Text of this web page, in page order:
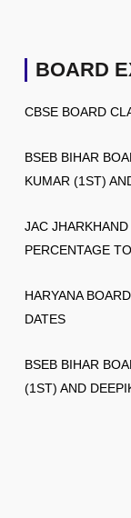
BOARD
CBSE BOARD
BSEB BIHAR
KUMAR (1ST)
JAC
PERCENTAGE
HARYANA
DATES
BSEB BIHAR
(1ST) AND